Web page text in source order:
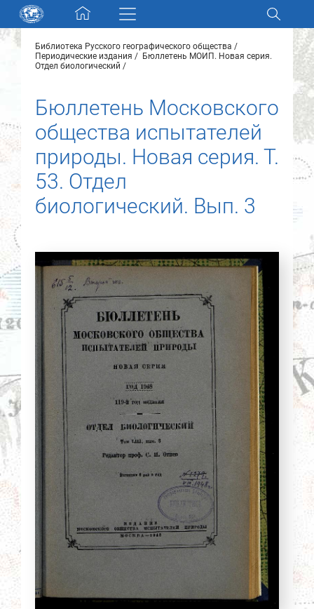
Skip navigation
Разделы и коллекции
Новости
О нас
Контакты
Партнеры
Библиотека Русского географического общества
Периодические издания
Бюллетень МОИП. Новая серия.
Отдел биологический
Бюллетень Московского
общества испытателей
природы. Новая серия. Т.
53. Отдел
биологический. Вып. 3